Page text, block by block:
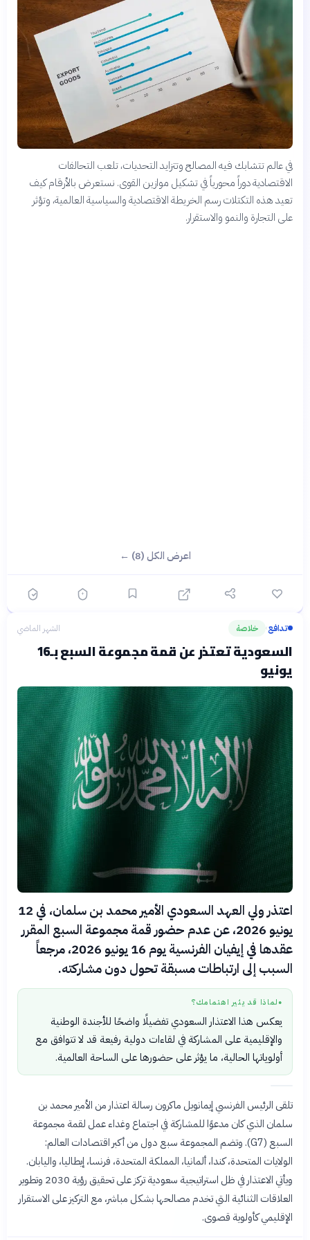
في عالم تتشابك فيه المصالح وتتزايد التحديات، تلعب التحالفات
الاقتصادية دوراً محورياً في تشكيل موازين القوى. نستعرض بالأرقام كيف
تعيد هذه التكتلات رسم الخريطة الاقتصادية والسياسية العالمية، وتؤثر
على التجارة والنمو والاستقرار.
اعرض الكل (8) ←
تدافع› خلاصة الشهر الماضي
السعودية تعتذر عن قمة مجموعة السبع بـ16
يونيو
اعتذر ولي العهد السعودي الأمير محمد بن سلمان، في 12
يونيو 2026، عن عدم حضور قمة مجموعة السبع المقرر
عقدها في إيفيان الفرنسية يوم 16 يونيو 2026، مرجعاً
السبب إلى ارتباطات مسبقة تحول دون مشاركته.
● لماذا قد يثير اهتمامك؟
يعكس هذا الاعتذار السعودي تفضيلًا واضحًا للأجندة الوطنية
والإقليمية على المشاركة في لقاءات دولية رفيعة قد لا تتوافق مع
أولوياتها الحالية، ما يؤثر على حضورها على الساحة العالمية.
تلقى الرئيس الفرنسي إيمانويل ماكرون رسالة اعتذار من الأمير محمد بن
سلمان الذي كان مدعوًا للمشاركة في اجتماع وغداء عمل لقمة مجموعة
السبع (G7). وتضم المجموعة سبع دول من أكبر اقتصادات العالم:
الولايات المتحدة، كندا، ألمانيا، المملكة المتحدة، فرنسا، إيطاليا، واليابان.
ويأتي الاعتذار في ظل استراتيجية سعودية تركز على تحقيق رؤية 2030 وتطوير
العلاقات الثنائية التي تخدم مصالحها بشكل مباشر، مع التركيز على الاستقرار
الإقليمي كأولوية قصوى.